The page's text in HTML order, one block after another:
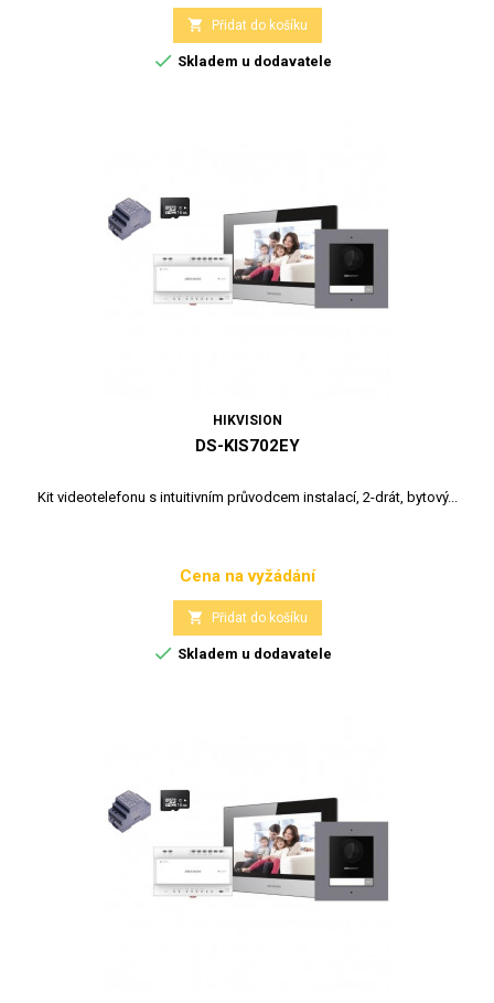
 Přidat do košíku
 Skladem u dodavatele
HIKVISION
DS-KIS702EY
Kit videotelefonu s intuitivním průvodcem instalací, 2-drát, bytový...
Cena
Cena na vyžádání
 Přidat do košíku
 Skladem u dodavatele